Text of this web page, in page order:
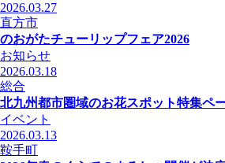
2026.03.27
直方市
のおがたチューリップフェア2026
お知らせ
2026.03.18
総合
北九州都市圏域のお花スポット特集ペ
イベント
2026.03.13
鞍手町